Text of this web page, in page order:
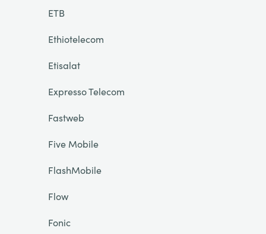
ETB
Ethiotelecom
Etisalat
Expresso Telecom
Fastweb
Five Mobile
FlashMobile
Flow
Fonic